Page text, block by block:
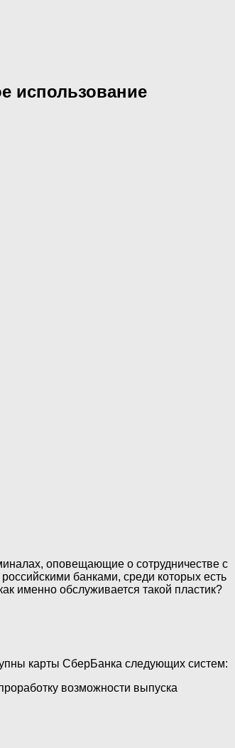
использование
оповещающие о сотрудничестве с
банками, среди которых есть
именно обслуживается такой пластик?
карты СберБанка следующих систем:
возможности выпуска